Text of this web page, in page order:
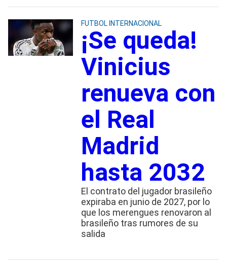
FUTBOL INTERNACIONAL
¡Se queda!
Vinicius
renueva con
el Real
Madrid
hasta 2032
El contrato del jugador brasileño
expiraba en junio de 2027, por lo
que los merengues renovaron al
brasileño tras rumores de su
salida